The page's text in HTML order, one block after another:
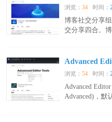
浏览：34 时间：
博客社交分享
交分享四合。
Advanced
浏览：54 时间：
Advanced
Advanced)，默